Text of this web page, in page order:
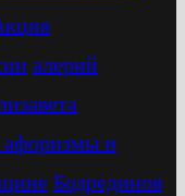
алерий
афоризмы и
Бодрединов